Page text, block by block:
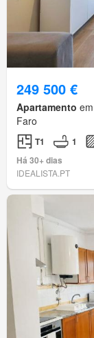
249 500 €
Apartamento
Faro
T1 1
Há 30+ dias
IDEALISTA.PT